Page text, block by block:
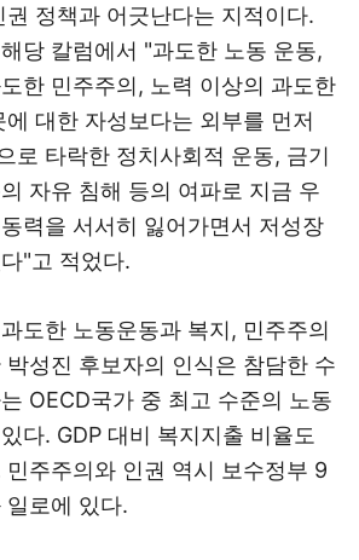
권 정책과 어긋난다는 지적이다.
당 칼럼에서 "과도한 노동 운동,
한 민주주의, 노력 이상의 과도한
대한 자성보다는 외부를 먼저
로 타락한 정치사회적 운동, 금기
자유 침해 등의 여파로 지금 우
력을 서서히 잃어가면서 저성장
"고 적었다.
도한 노동운동과 복지, 민주주의
성진 후보자의 인식은 참담한 수
OECD국가 중 최고 수준의 노동
다. GDP 대비 복지지출 비율도
주주의와 인권 역시 보수정부 9
일로에 있다.